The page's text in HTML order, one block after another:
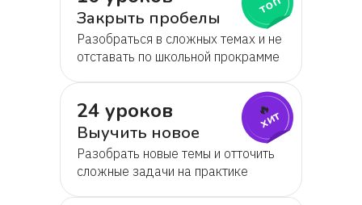
Закрыть пробелы
Разобраться в сложных темах и не
отставать по школьной прокрамме
24 уроков
Выучить новое
Разобрать новые темы и отточить
сложные задачи на практике
🔥
хит